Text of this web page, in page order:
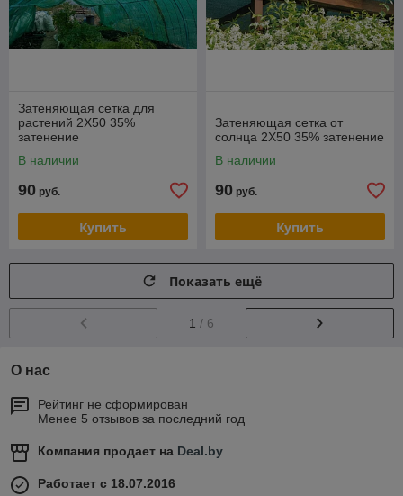
Затеняющая сетка для
растений 2Х50 35%
затенение
В наличии
90 руб.
Купить
Затеняющая сетка от
солнца 2Х50 35% затенение
В наличии
90 руб.
Купить
Показать ещё
1 / 6
О нас
Рейтинг не сформирован
Менее 5 отзывов за последний год
Компания продает на Deal.by
Работает с 18.07.2016